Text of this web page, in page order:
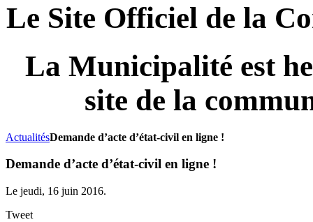
Le Site Officiel de la
La Municipalité est
site de la
ActualitésDemande d’acte d’état-civil en ligne !
Demande d’acte d’état-civil en ligne !
Le jeudi, 16 juin 2016.
Tweet